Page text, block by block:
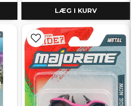
LÆG I KURV